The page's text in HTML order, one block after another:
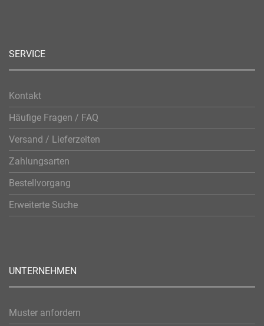
SERVICE
Kontakt
Häufige Fragen / FAQ
Versand / Lieferzeiten
Zahlungsarten
Bestellvorgang
Erweiterte Suche
UNTERNEHMEN
Muster anfordern